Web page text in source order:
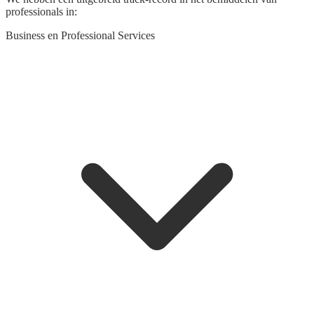
professionals in:
Business en Professional Services